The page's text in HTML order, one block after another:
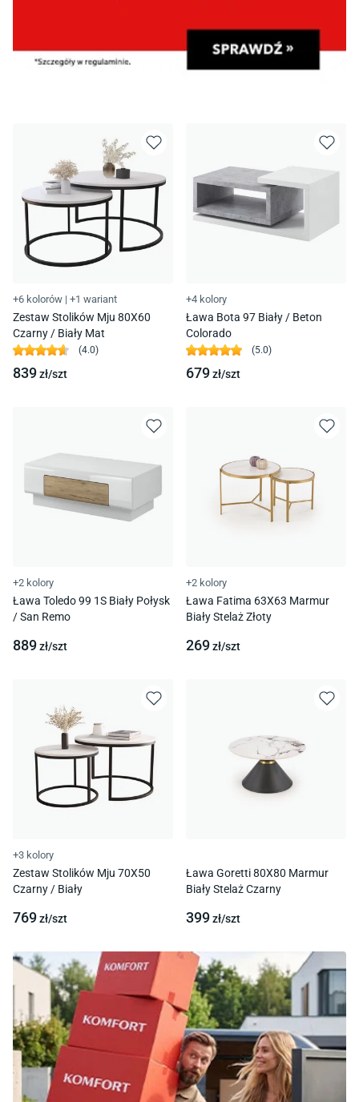
+6 kolorów | +1 wariant
Zestaw Stolików Mju 80X60
Czarny / Biały Mat
(4.0)
839zł/szt
+4 kolory
Ława Bota 97 Biały / Beton
Colorado
(5.0)
679zł/szt
+2 kolory
Ława Toledo 99 1S Biały Połysk
/ San Remo
889zł/szt
+2 kolory
Ława Fatima 63X63 Marmur
Biały Stelaż Złoty
269zł/szt
+3 kolory
Zestaw Stolików Mju 70X50
Czarny / Biały
769zł/szt
Ława Goretti 80X80 Marmur
Biały Stelaż Czarny
399zł/szt